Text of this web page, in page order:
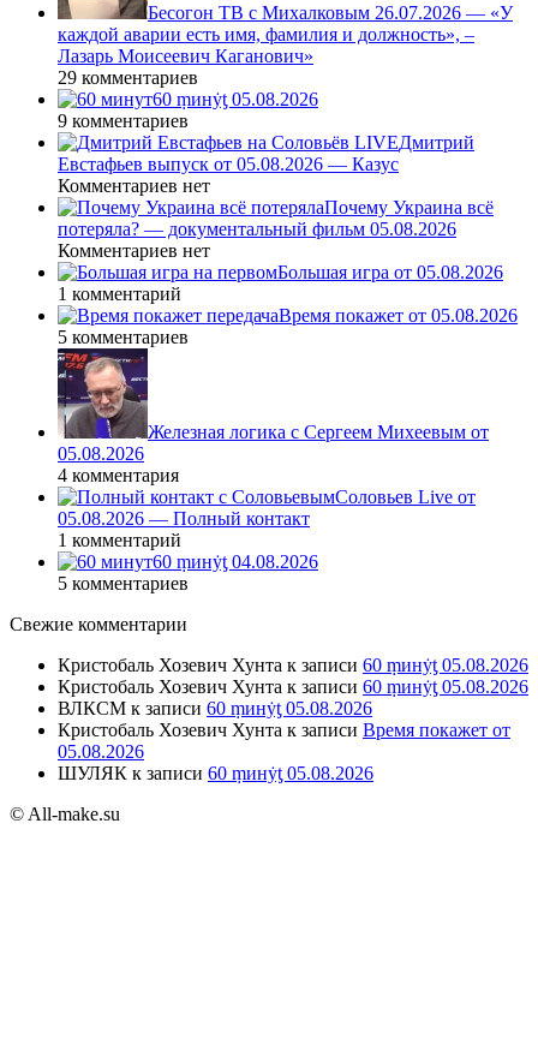
Бесогон ТВ с Михалковым 26.07.2026 — «У
каждой аварии есть имя, фамилия и должность», –
Лазарь Моисеевич Каганович»
29 комментариев
60 ṃинẏƫ 05.08.2026
9 комментариев
Дмитрий
Евстафьев выпуск от 05.08.2026 — Казус
Комментариев нет
Почему Украина всё
потеряла? — документальный фильм 05.08.2026
Комментариев нет
Большая игра от 05.08.2026
1 комментарий
Время покажет от 05.08.2026
5 комментариев
Железная логика с Сергеем Михеевым от
05.08.2026
4 комментария
Соловьев Live от
05.08.2026 — Полный контакт
1 комментарий
60 ṃинẏƫ 04.08.2026
5 комментариев
Свежие комментарии
Кристобаль Хозевич Хунта к записи 60 ṃинẏƫ 05.08.2026
Кристобаль Хозевич Хунта к записи 60 ṃинẏƫ 05.08.2026
ВЛКСМ к записи 60 ṃинẏƫ 05.08.2026
Кристобаль Хозевич Хунта к записи Время покажет от
05.08.2026
ШУЛЯК к записи 60 ṃинẏƫ 05.08.2026
© All-make.su